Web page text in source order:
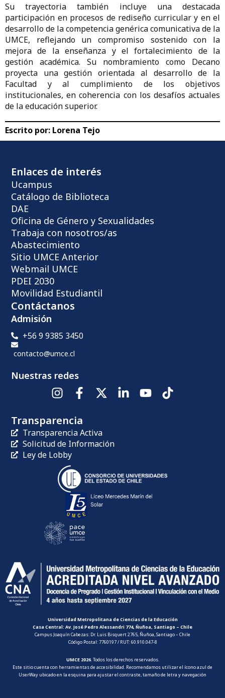
Su trayectoria también incluye una destacada
participación en procesos de rediseño curricular y en el
desarrollo de la competencia genérica comunicativa de la
UMCE, reflejando un compromiso sostenido con la
mejora de la enseñanza y el fortalecimiento de la
gestión académica. Su nombramiento como Decano
proyecta una gestión orientada al desarrollo de la
Facultad y al cumplimiento de los objetivos
institucionales, en coherencia con los desafíos actuales
de la educación superior.
Escrito por: Lorena Tejo
Enlaces de interés
Ucampus
Catálogo de Biblioteca
DAE
Oficina de Género y Sexualidades
Trabaja con nosotros/as
Abastecimiento
Sitio UMCE Anterior
Webmail UMCE
PDEI 2030
Movilidad Estudiantil
Contáctanos
Admisión
+56 9 9385 3450
contacto@umce.cl
Nuestras redes
Transparencia
Transparencia Activa
Solicitud de Información
Ley de Lobby
Universidad Metropolitana de Ciencias de la Educación
Casa Central: Av. José Pedro Alessandri 774, Ñuñoa, Santiago – Chile
Campus Joaquín Cabezas: Dr. Luis Bisquert 2765, Ñuñoa, Santiago – Chile
Código Postal: 7760197 / RUT: 60.910.047-8
UMCE 2026. Todos los derechos reservados.
Este sitio cuenta con herramientas de accesibilidad. Recomendamos utilizar el ícono azul de
UserWay ubicado en la esquina para ajustar el contraste, tamaño de letra y navegación